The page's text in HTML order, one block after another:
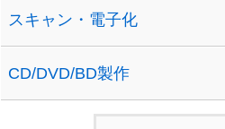
スキャン・電子化
CD/DVD/BD製作